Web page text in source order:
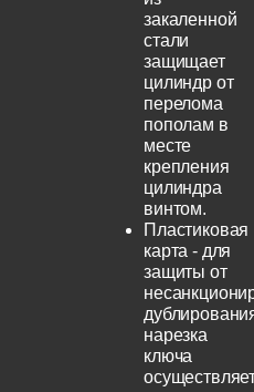
закаленной
стали
защищает
цилиндр от
перелома
пополам в
месте
крепления
цилиндра
винтом.
Пластиковая
карта - для
защиты от
нарезка
ключа